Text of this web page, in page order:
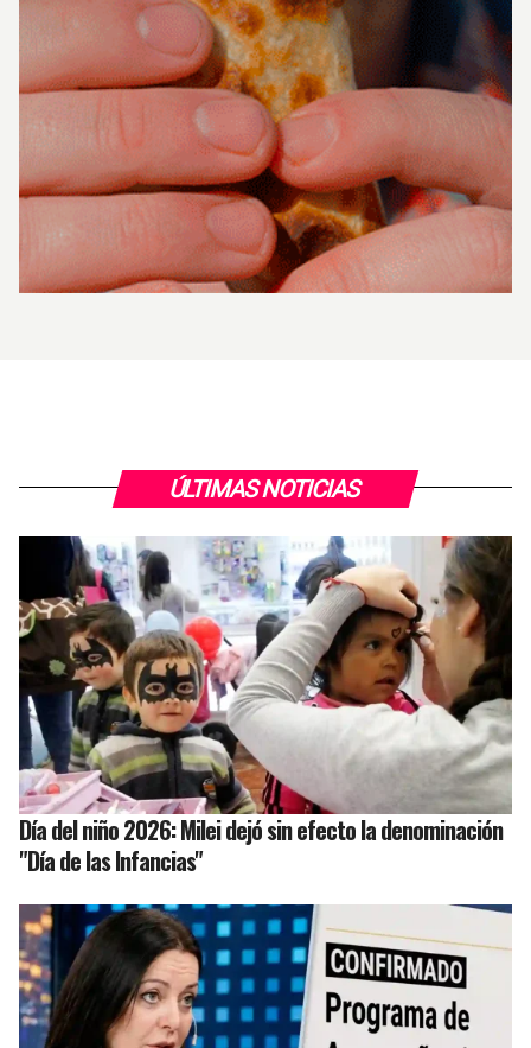
ÚLTIMAS NOTICIAS
Día del niño 2026: Milei dejó sin efecto la denominación
"Día de las Infancias"